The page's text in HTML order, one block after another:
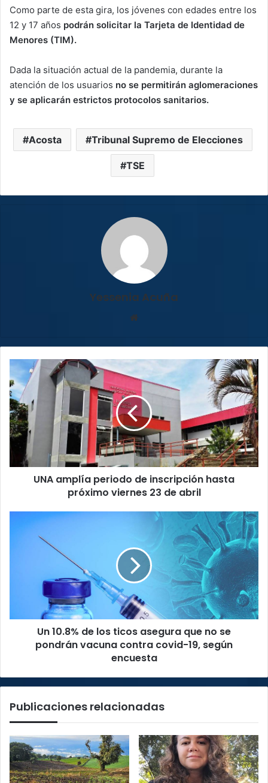
Como parte de esta gira, los jóvenes con edades entre los
12 y 17 años podrán solicitar la Tarjeta de Identidad de
Menores (TIM).
Dada la situación actual de la pandemia, durante la
atención de los usuarios no se permitirán aglomeraciones
y se aplicarán estrictos protocolos sanitarios.
Acosta Tribunal Supremo de Elecciones
TSE
Yessenia Acuña
UNA
amplía
periodo
de
inscripción
hasta
próximo
viernes
23
UNA amplía periodo de inscripción hasta
próximo viernes 23 de abril
se
pondrán
19,
encuesta
Un 10.8% de los ticos asegura que no se
pondrán vacuna contra covid-19, según
encuesta
Publicaciones relacionadas